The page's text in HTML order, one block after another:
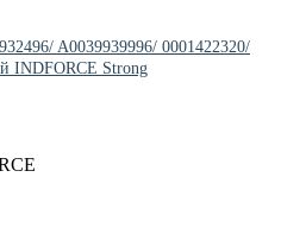
A0039939996/ 0001422320/
INDFORCE Strong